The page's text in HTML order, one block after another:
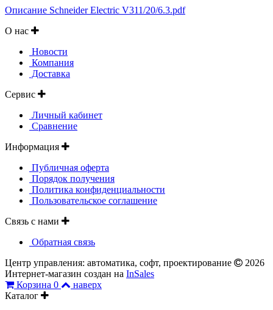
Описание Schneider Electric V311/20/6.3.pdf
О нас
Новости
Компания
Доставка
Сервис
Личный кабинет
Сравнение
Информация
Публичная оферта
Порядок получения
Политика конфиденциальности
Пользовательское соглашение
Связь с нами
Обратная связь
Центр управления: автоматика, софт, проектирование
2026
Интернет-магазин создан на InSales
Корзина 0
наверх
Каталог